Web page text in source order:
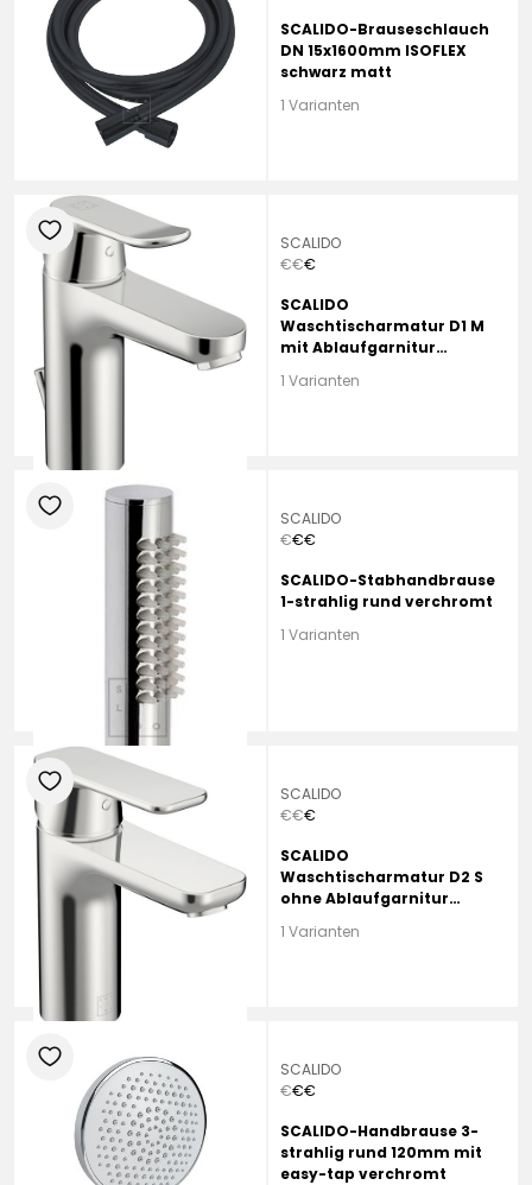
SCALIDO-Brauseschlauch
DN 15x1600mm ISOFLEX
schwarz matt
1 Varianten
heart
SCALIDO
€€€
SCALIDO
Waschtischarmatur D1 M
mit Ablaufgarnitur
1 Varianten
heart
SCALIDO
€€€
SCALIDO-Stabhandbrause
1-strahlig rund verchromt
1 Varianten
heart
SCALIDO
€€€
SCALIDO
Waschtischarmatur D2 S
ohne Ablaufgarnitur
1 Varianten
heart
SCALIDO
€€€
SCALIDO-Handbrause 3-
strahlig rund 120mm mit
easy-tap verchromt